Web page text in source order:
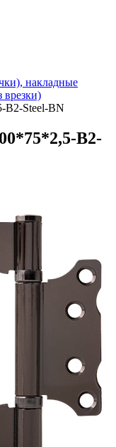
накладные
врезки)
B2-Steel-BN
B2-